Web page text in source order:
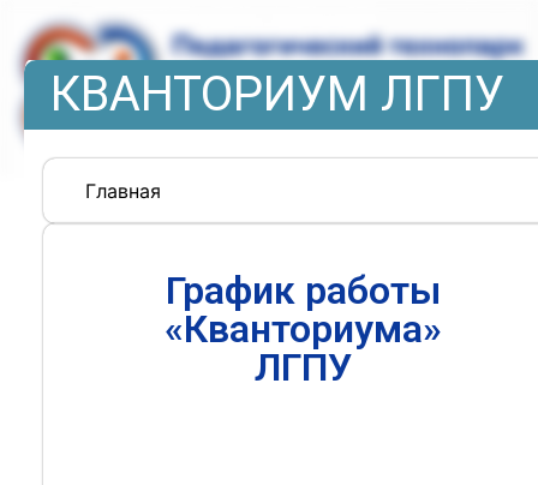
КВАНТОРИУМ ЛГПУ
Главная
График работы
«Кванториума»
ЛГПУ